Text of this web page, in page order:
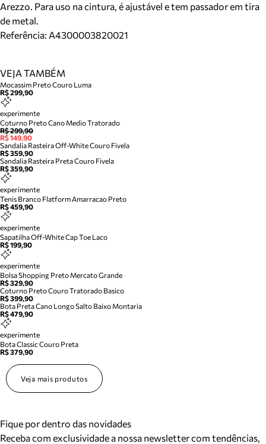
Arezzo. Para uso na cintura, é ajustável e tem passador em tira
de metal.
Referência: A4300003820021
VEJA TAMBÉM
Mocassim Preto Couro Luma
R$ 299,90
experimente
Coturno Preto Cano Medio Tratorado
R$ 299,90
R$ 149,90
Sandalia Rasteira Off-White Couro Fivela
R$ 359,90
Sandalia Rasteira Preta Couro Fivela
R$ 359,90
experimente
Tenis Branco Flatform Amarracao Preto
R$ 459,90
experimente
Sapatilha Off-White Cap Toe Laco
R$ 199,90
experimente
Bolsa Shopping Preto Mercato Grande
R$ 329,90
Coturno Preto Couro Tratorado Basico
R$ 399,90
Bota Preta Cano Longo Salto Baixo Montaria
R$ 479,90
experimente
Bota Classic Couro Preta
R$ 379,90
Veja mais produtos
Fique por dentro das novidades
Receba com exclusividade a nossa newsletter com tendências,